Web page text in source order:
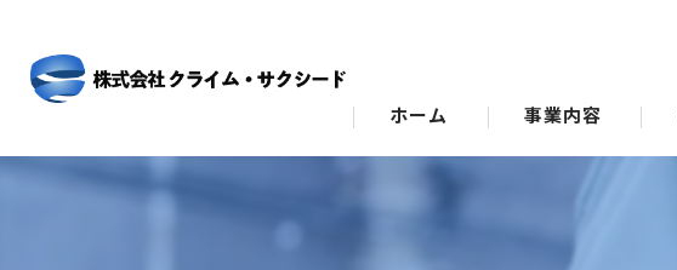
ホーム 事業内容
スタッフ